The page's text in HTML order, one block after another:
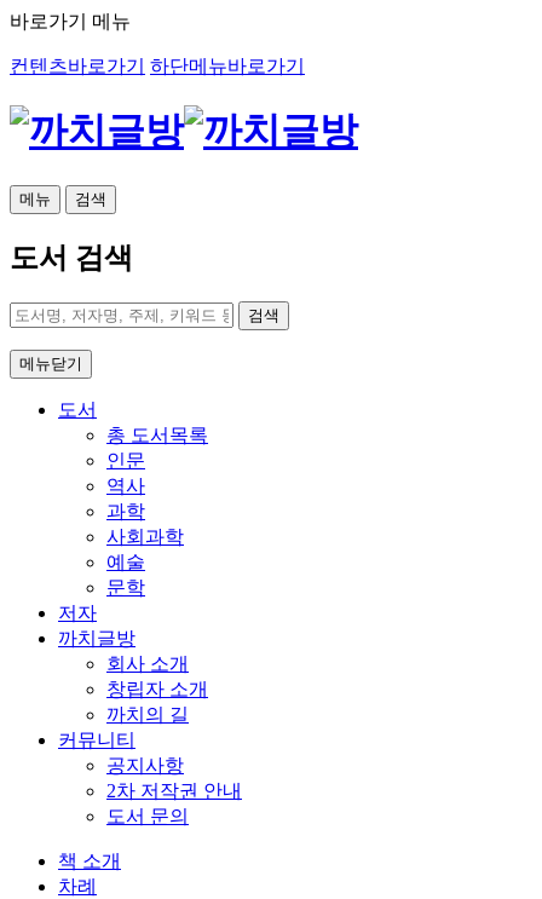
바로가기 메뉴
컨텐츠바로가기 하단메뉴바로가기
메뉴 검색
도서 검색
검색
메뉴닫기
도서
총 도서목록
인문
역사
과학
사회과학
예술
문학
저자
까치글방
회사 소개
창립자 소개
까치의 길
커뮤니티
공지사항
2차 저작권 안내
도서 문의
책 소개
차례